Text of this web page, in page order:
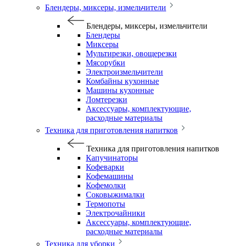
Блендеры, миксеры, измельчители
Блендеры, миксеры, измельчители
Блендеры
Миксеры
Мультирезки, овощерезки
Мясорубки
Электроизмельчители
Комбайны кухонные
Машины кухонные
Ломтерезки
Аксессуары, комплектующие,
расходные материалы
Техника для приготовления напитков
Техника для приготовления напитков
Капучинаторы
Кофеварки
Кофемашины
Кофемолки
Соковыжималки
Термопоты
Электрочайники
Аксессуары, комплектующие,
расходные материалы
Техника для уборки